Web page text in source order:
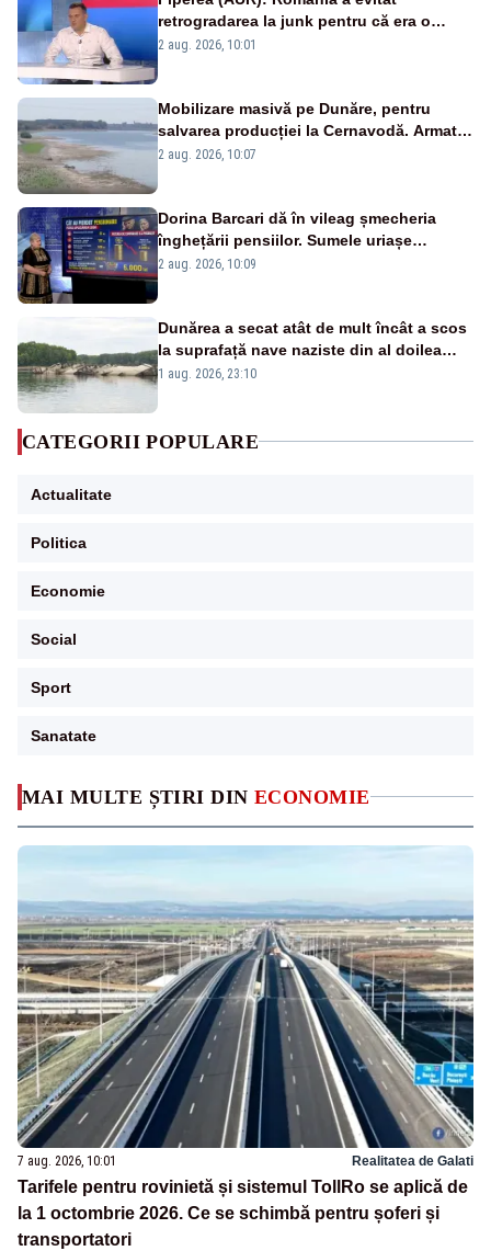
MAI MULTE ȘTIRI DIN ECONOMIE
7 aug. 2026, 10:01 Realitatea de Galati
Tarifele pentru rovinietă și sistemul TollRo se aplică de
la 1 octombrie 2026. Ce se schimbă pentru șoferi și
transportatori
retrogradarea la junk pentru că era o
catastrofă pentru bănci și fondurile de
2 aug. 2026, 10:01
Mobilizare masivă pe Dunăre, pentru
salvarea producției la Cernavodă. Armata
va detona o stâncă și va devia apa
2 aug. 2026, 10:07
Dorina Barcari dă în vileag șmecheria
înghețării pensiilor. Sumele uriașe
pierdute de fiecare român
2 aug. 2026, 10:09
Dunărea a secat atât de mult încât a scos
la suprafață nave naziste din al doilea
război mondial
1 aug. 2026, 23:10
CATEGORII POPULARE
Actualitate
Politica
Economie
Social
Sport
Sanatate